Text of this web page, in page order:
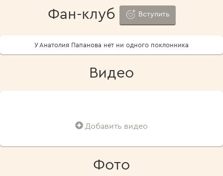
Фан-клуб Вступить
У Анатолия Папанова нет ни одного поклонника
Видео
Добавить видео
Фото